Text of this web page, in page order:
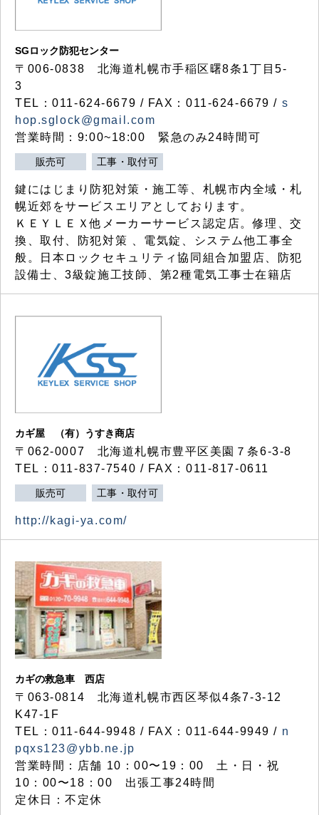
SGロック防犯センター
〒006-0838 北海道札幌市手稲区曙8条1丁目5-
3
TEL：011-624-6679 / FAX：011-624-6679 / s
hop.sglock@gmail.com
営業時間：9:00~18:00 緊急のみ24時間可
販売可 工事・取付可
鍵にはじまり防犯対策・施工等、札幌市内全域・札
幌近郊をサービスエリアとしております。
ＫＥＹＬＥＸ他メーカーサービス認定店。修理、交
換、取付、防犯対策 、電気錠、システム他工事全
般。日本ロックセキュリティ協同組合加盟店、防犯
設備士、3級錠施工技師、第2種電気工事士在籍店
カギ屋 （有）うすき商店
〒062-0007 北海道札幌市豊平区美園７条6-3-8
TEL：011-837-7540 / FAX：011-817-0611
販売可 工事・取付可
http://kagi-ya.com/
カギの救急車 西店
〒063-0814 北海道札幌市西区琴似4条7-3-12
K47-1F
TEL：011-644-9948 / FAX：011-644-9949 / n
pqxs123@ybb.ne.jp
営業時間：店舗 10：00〜19：00 土・日・祝
10：00〜18：00 出張工事24時間
定休日：不定休